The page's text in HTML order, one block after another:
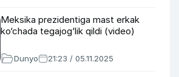
Meksika prezidentiga mast erkak
ko‘chada tegajog‘lik qildi (video)
Dunyo 21:23 / 05.11.2025